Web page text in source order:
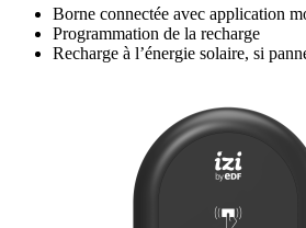
Borne connectée avec application
Programmation de la recharge
Recharge à l’énergie solaire, si